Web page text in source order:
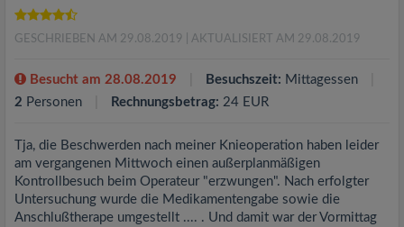
GESCHRIEBEN AM 29.08.2019 | AKTUALISIERT AM 29.08.2019
Besucht am 28.08.2019 Besuchszeit: Mittagessen
2 Personen Rechnungsbetrag: 24 EUR
Tja, die Beschwerden nach meiner Knieoperation haben leider
am vergangenen Mittwoch einen außerplanmäßigen
Kontrollbesuch beim Operateur "erzwungen". Nach erfolgter
Untersuchung wurde die Medikamentengabe sowie die
Anschlußtherape umgestellt .... . Und damit war der Vormittag